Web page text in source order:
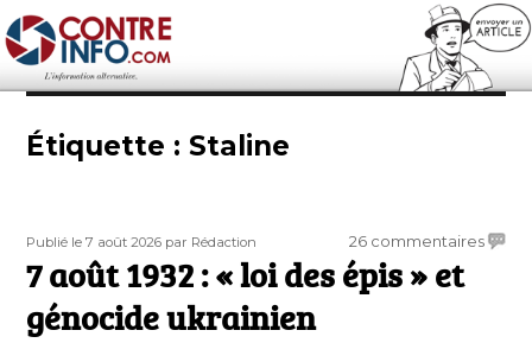
Contre-Info
Étiquette :Staline
Publié
Publié le 7 août 2026 Auteur
par Rédaction 26 commentairessur
7 août 1932 : « loi des épis » et
génocide ukrainien